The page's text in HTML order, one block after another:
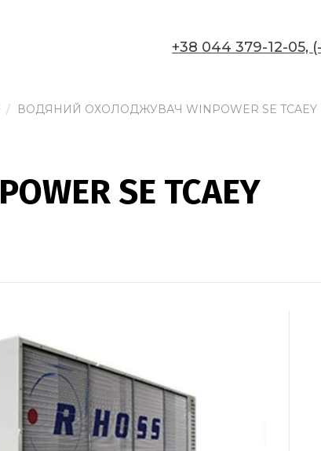
+38 044 379-12-05,
ВОДЯНИЙ ОХОЛОДЖУВАЧ WINPOWER SE TCAEY
SE TCAEY